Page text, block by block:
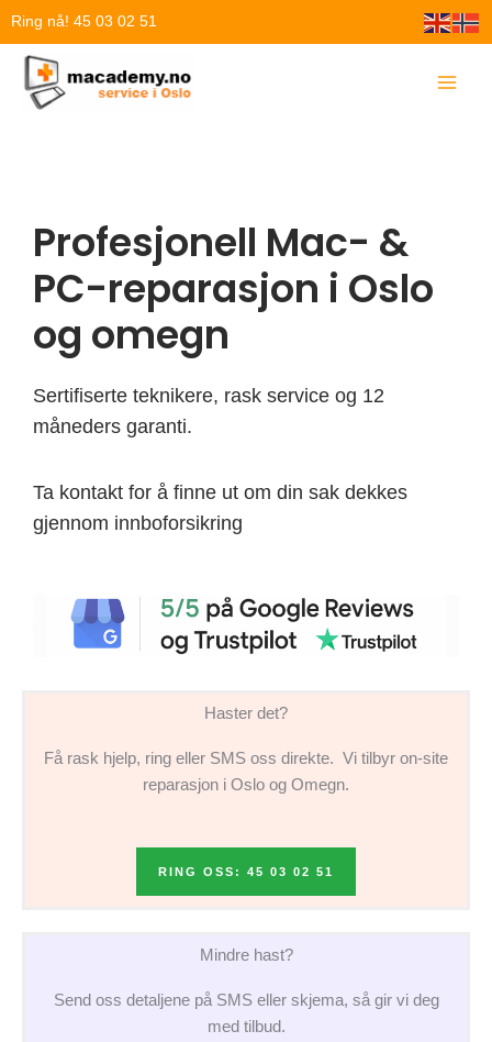
Hopp
innholdet
Ring nå! 45 03 02 51
Profesjonell Mac- &
PC-reparasjon i Oslo
og omegn
Sertifiserte teknikere, rask service og 12
måneders garanti.
Ta kontakt for å finne ut om din sak dekkes
gjennom innboforsikring
Haster det?
Få rask hjelp, ring eller SMS oss direkte. Vi tilbyr on-site
reparasjon i Oslo og Omegn.
RING OSS: 45 03 02 51
Mindre hast?
Send oss detaljene på SMS eller skjema, så gir vi deg
med tilbud.